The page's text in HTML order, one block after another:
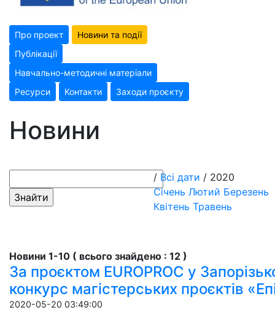
Про проект
Новини та події
Публікації
Навчально-методичні матеріали
Ресурси
Контакти Заходи проєкту
Новини
/ Всі дати / 2020
Січень Лютий Березень
Квітень Травень
Новини 1-10 ( всього знайдено : 12 )
За проєктом EUROPROC у
конкурс магістерських проєктів
2020-05-20 03:49:00